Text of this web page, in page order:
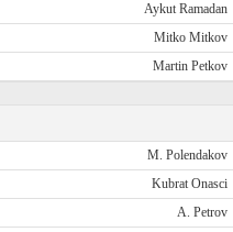
Aykut Ramadan
Mitko Mitkov
Martin Petkov
M. Polendakov
Kubrat Onasci
A. Petrov